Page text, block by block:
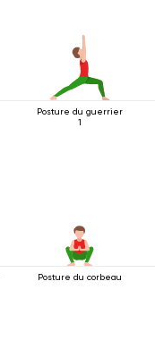
Posture du guerrier
1
Posture du corbeau